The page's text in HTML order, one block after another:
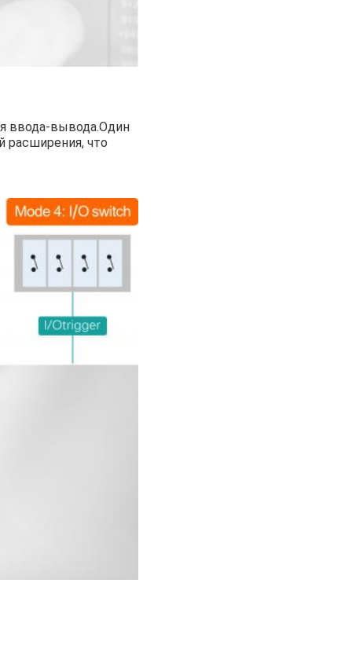
ввода-вывода.Один
расширения, что